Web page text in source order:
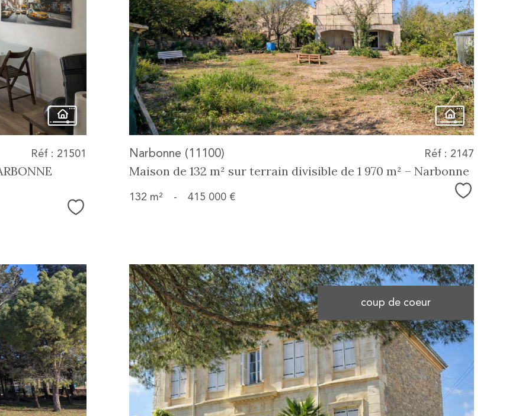
Réf : 21501
Sélectionner
voir le
bien
Narbonne (11100)
Maison de 132 m² sur terrain divisible de 1 970 m² – Narbonne
Réf : 2147
132 m² - 415 000 €
coup de coeur
voir le
bien